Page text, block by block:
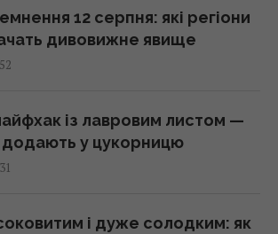
зменшити жир на
один важливий нюанс
на шкірі: чи можуть вони
і коли треба до лікаря
12 серпня: які регіони
дивовижне явище
із лавровим листом —
додають у цукорницю
і дуже солодким: як